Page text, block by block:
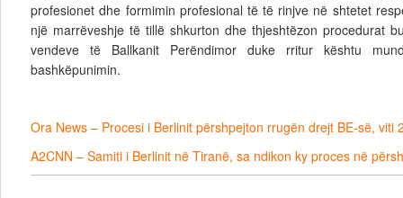
profesionet dhe formimin profesional të të rinjve në shtetet
një marrëveshje të tillë shkurton dhe thjeshtëzon procedurat
vendeve të Ballkanit Perëndimor duke rritur kështu
bashkëpunimin.
Ora News – Procesi i Berlinit përshpejton rrugën drejt BE-së, viti
A2CNN – Samiti i Berlinit në Tiranë, sa ndikon ky proces në